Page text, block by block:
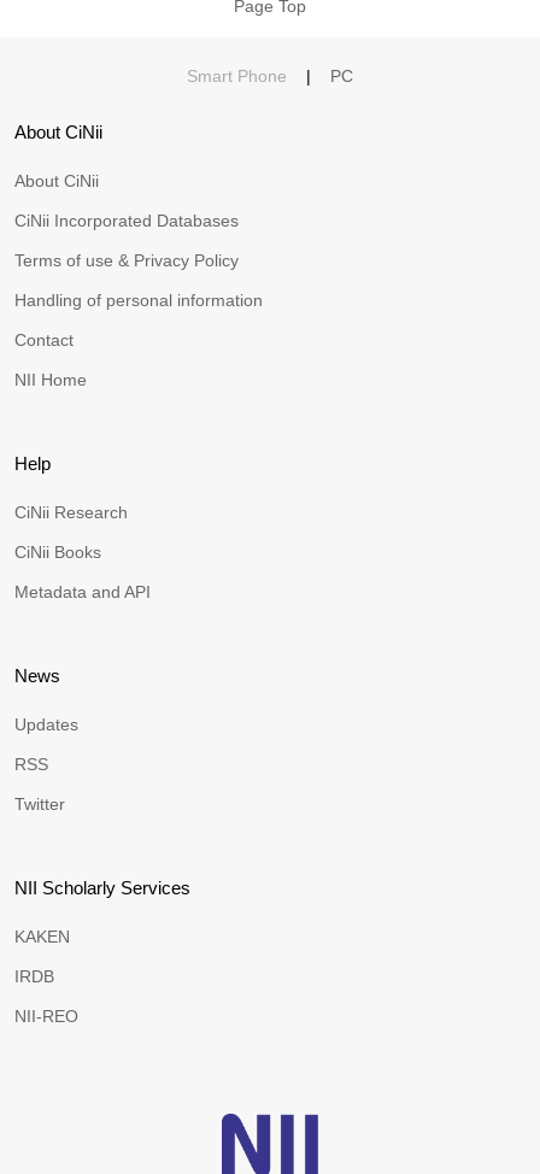
Page Top
Smart Phone | PC
About CiNii
About CiNii
CiNii Incorporated Databases
Terms of use & Privacy Policy
Handling of personal information
Contact
NII Home
Help
CiNii Research
CiNii Books
Metadata and API
News
Updates
RSS
Twitter
NII Scholarly Services
KAKEN
IRDB
NII-REO